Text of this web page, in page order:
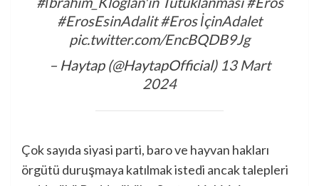
#ErosEsinAdalit #Eros İçinAdalet
pic.twitter.com/EncBQDB9Jg
– Haytap (@HaytapOfficial) 13 Mart
2024
Çok sayıda siyasi parti, baro ve hayvan hakları
örgütü duruşmaya katılmak istedi ancak talepleri